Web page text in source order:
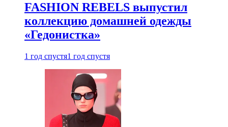
FASHION REBELS выпустил
коллекцию домашней одежды
«Гедонистка»
1 год спустя1 год спустя